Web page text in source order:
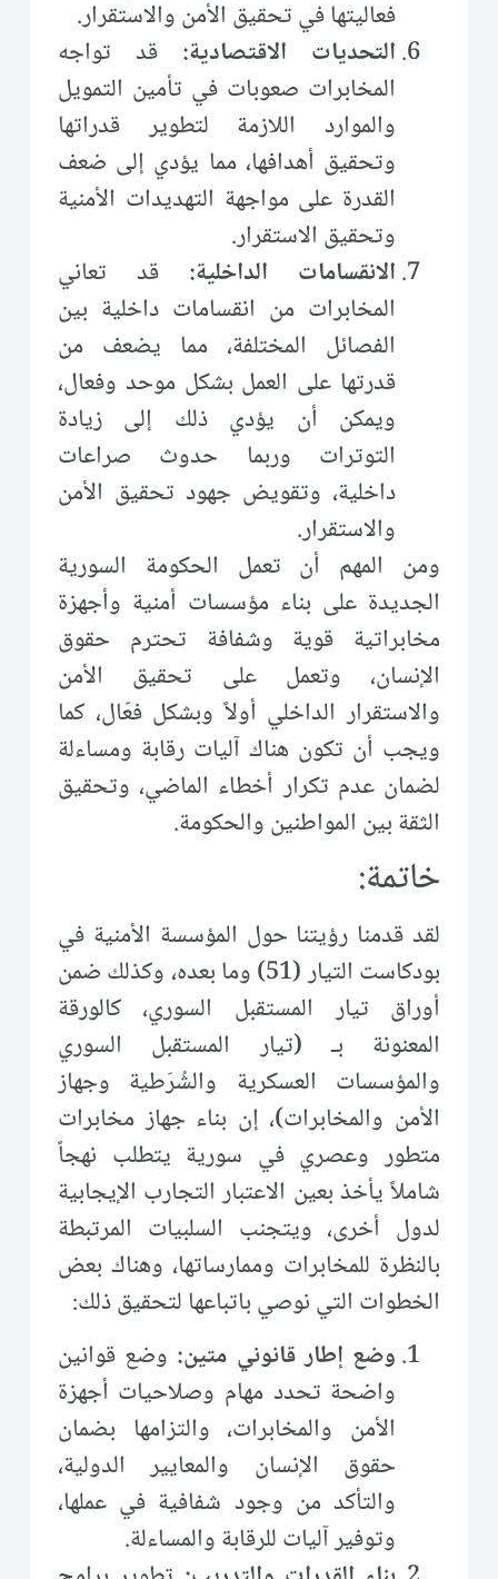
فعاليتها في تحقيق الأمن والاستقرار.
التحديات الاقتصادية: قد تواجه
المخابرات صعوبات في تأمين التمويل
والموارد اللازمة لتطوير قدراتها
وتحقيق أهدافها، مما يؤدي إلى ضعف
القدرة على مواجهة التهديدات الأمنية
وتحقيق الاستقرار.
الانقسامات الداخلية:قد تعاني
المخابرات من انقسامات داخلية بين
الفصائل المختلفة، مما يضعف من
قدرتها على العمل بشكل موحد وفعال،
ويمكن أن يؤدي ذلك إلى زيادة
التوترات وربما حدوث صراعات
داخلية، وتقويض جهود تحقيق الأمن
والاستقرار.
ومن المهم أن تعمل الحكومة السورية
الجديدة على بناء مؤسسات أمنية وأجهزة
مخابراتية قوية وشفافة تحترم حقوق
الإنسان، وتعمل على تحقيق الأمن
والاستقرار الداخلي أولاً وبشكل فعّال، كما
ويجب أن تكون هناك آليات رقابة ومساءلة
لضمان عدم تكرار أخطاء الماضي، وتحقيق
الثقة بين المواطنين والحكومة.
خاتمة:
لقد قدمنا رؤيتنا حول المؤسسة الأمنية في
بودكاست التيار (51) وما بعده، وكذلك ضمن
أوراق تيار المستقبل السوري، كالورقة
المعنونة بـ (تيار المستقبل السوري
والمؤسسات العسكرية والشُرَطية وجهاز
الأمن والمخابرات)، إن بناء جهاز مخابرات
متطور وعصري في سورية يتطلب نهجاً
شاملاً يأخذ بعين الاعتبار التجارب الإيجابية
لدول أخرى، ويتجنب السلبيات المرتبطة
بالنظرة للمخابرات وممارساتها، وهناك بعض
الخطوات التي نوصي باتباعها لتحقيق ذلك:
وضع إطار قانوني متين: وضع قوانين
واضحة تحدد مهام وصلاحيات أجهزة
الأمن والمخابرات، والتزامها بضمان
حقوق الإنسان والمعايير الدولية،
والتأكد من وجود شفافية في عملها،
وتوفير آليات للرقابة والمساءلة.